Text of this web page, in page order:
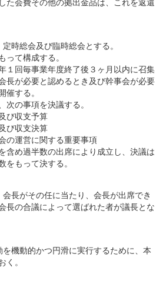
時総会及び臨時総会とする。
て構成する。
回毎事業年度終了後３ヶ月以内に召集
長が必要と認めるとき及び幹事会が必要
催する。
の事項を決議する。
び収支予算
び収支決算
の運営に関する重要事項
め過半数の出席により成立し、決議は
をもって決する。
長がその任に当たり、会長が出席でき
長の合議によって選ばれた者が議長とな
機動的かつ円滑に実行するために、本
く。